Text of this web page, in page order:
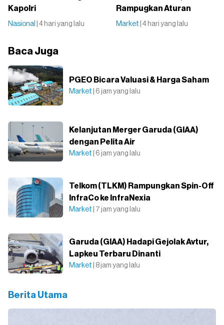
Kapolri
Nasional | 4 hari yang lalu
Rampugkan Aturan
Market | 4 hari yang lalu
Baca Juga
PGEO Bicara Valuasi & Harga Saham
Market | 6 jam yang lalu
Kelanjutan Merger Garuda (GIAA)
dengan Pelita Air
Market | 6 jam yang lalu
Telkom (TLKM) Rampungkan Spin-Off
InfraCo ke InfraNexia
Market | 7 jam yang lalu
Garuda (GIAA) Hadapi Gejolak Avtur,
Lapkeu Terbaru Dinanti
Market | 8 jam yang lalu
Berita Utama